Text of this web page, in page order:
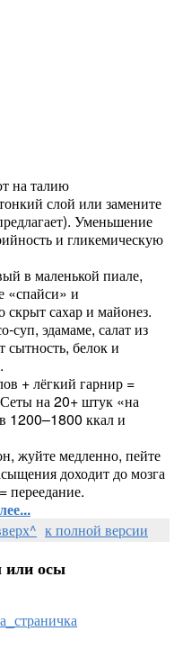
на талию
слой или замените
Уменьшение
и гликемическую
в маленькой пиале,
«спайси» и
сахар и майонез.
суп, эдамаме, салат из
сытность, белок и
+ лёгкий гарнир =
на 20+ штук «на
1200–1800 ккал и
жуйте медленно, пейте
доходит до мозга
переедание.
к полной версии
или осы